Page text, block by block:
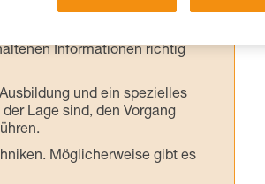
in diesem Tech Tipp geht,
verstehen zu
Informationen richtig
und ein spezielles
Lage sind, den Vorgang
Möglicherweise gibt es